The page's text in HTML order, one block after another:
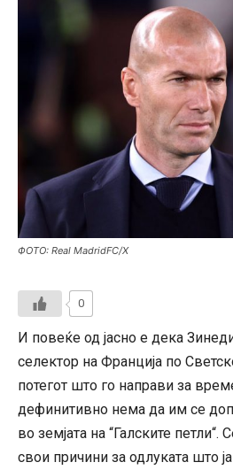
ФОТО: Real MadridFC/X
0
И повеќе од јасно е дека
селектор на Франција по
потегот што го направи за
дефинитивно нема да им се
во земјата на “Галските петли“.
свои причини за одлуката што